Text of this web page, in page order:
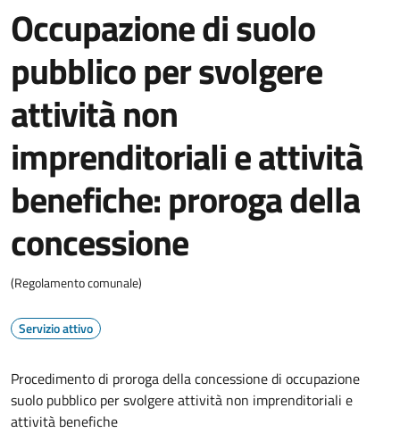
Occupazione di suolo
pubblico per svolgere
attività non
imprenditoriali e attività
benefiche: proroga della
concessione
(Regolamento comunale)
Servizio attivo
Procedimento di proroga della concessione di occupazione
suolo pubblico per svolgere attività non imprenditoriali e
attività benefiche